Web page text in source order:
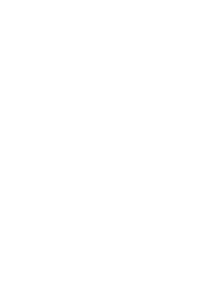
Figur Bersih dan